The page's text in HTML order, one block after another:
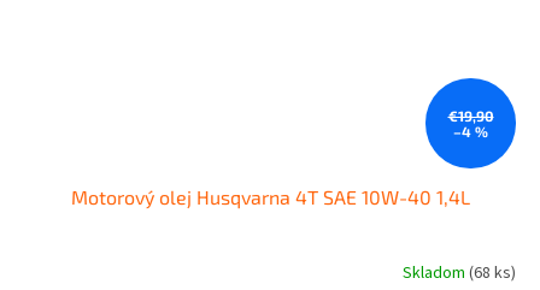
€19,90
–4 %
Motorový olej Husqvarna 4T SAE 10W-40 1,4L
Skladom (68 ks)